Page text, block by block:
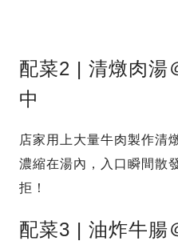
配菜2 | 清燉肉湯
中
店家用上大量牛肉製作清
濃縮在湯內，入口瞬間散
拒！
配菜3 | 油炸牛腸